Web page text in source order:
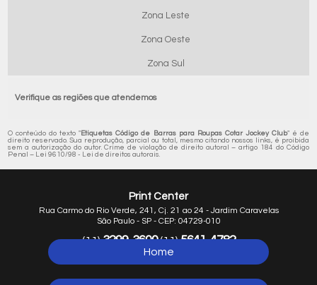
Zona Leste
Zona Oeste
Zona Sul
Verifique as regiões que atendemos
O conteúdo do texto " Etiquetas Código de Barras para Roupas Cotar Jockey Club" é de
direito reservado. Sua reprodução, parcial ou total, mesmo citando nossos links, é proibida
sem a autorização do autor. Crime de violação de direito autoral – artigo 184 do Código
Penal – Lei 9610/98 - Lei de direitos autorais.
Print Center
Rua Carmo do Rio Verde, 241, Cj. 21 ao 24 - Jardim Caravelas
São Paulo - SP - CEP: 04729-010
(11)3299-3600(11)5641-4782
5641-1254
Home